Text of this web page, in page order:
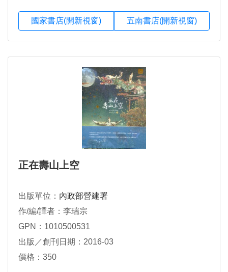
國家書店(開新視窗) 五南書店(開新視窗)
正在壽山上空
出版單位： 內政部營建署
作/編/譯者：李瑞宗
GPN：1010500531
出版／創刊日期：2016-03
價格：350